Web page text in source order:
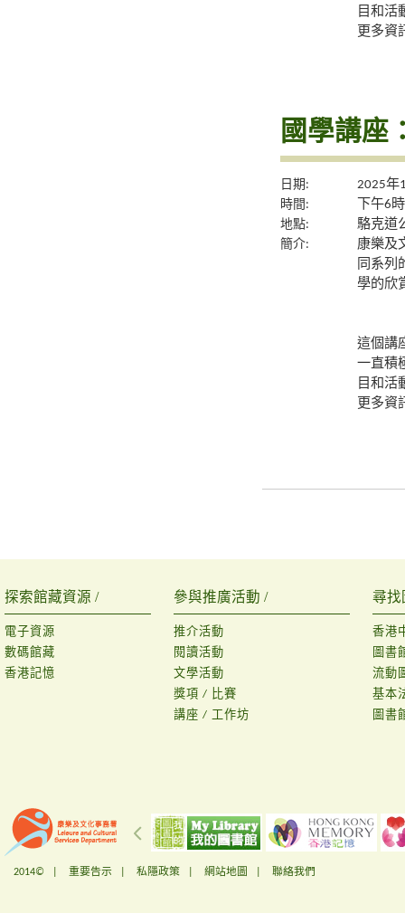
目和活
更多資
國學講座
日期:
2025年
時間:
下午6
地點:
駱克道
簡介:
康樂及
同系列
學的欣
這個講
一直積
目和活
更多資
探索館藏資源 /
電子資源
數碼館藏
香港記憶
參與推廣活動 /
推介活動
閱讀活動
文學活動
獎項 / 比賽
講座 / 工作坊
尋找
香港
圖書
流動
基本
圖書
2014© | 重要告示 私隱政策 網站地圖 聯絡我們